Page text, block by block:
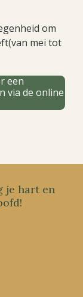
om
mei tot
een
via de online
je hart en